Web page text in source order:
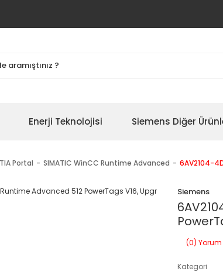
Enerji Teknolojisi Siemens Diğer
TIA Portal SIMATIC WinCC Runtime Advanced 6AV2104-
Siemens
(0) Yorum
Kategori